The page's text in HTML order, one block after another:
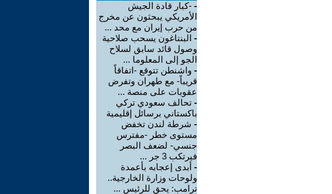
- -كبار قادة الجيش
الأمريكي يبحثون عن مخرج
من حرب إيران مع محد ...
- البنتاغون يسحب صلاحية
وصول قائد سابق لسلاح
الجو إلى المعلوما ...
- واشنطن تتوقع -اتفاقاً
قريباً- مع طهران وتفرض
عقوبات على منصة ...
- تحالف سعودي تركي
باكستاني برسائل إقليمية
- شرطة لندن تخفض
مستوى خطر -مفترس
جنسي- لضعف البصر
فيرتكب 3 جر ...
- أبدى إعجابه بأعمدة
ولوحات وزارة الخارجية..
ترامب: يحق للرئيس ...